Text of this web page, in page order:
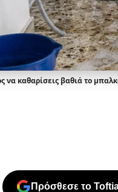
να καθαρίσεις βαθιά το
Πρόσθεσε το